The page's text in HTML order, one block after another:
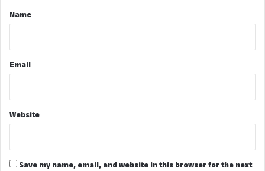
*Name
Email
Website
Save my name, email, and website in this browser for the next